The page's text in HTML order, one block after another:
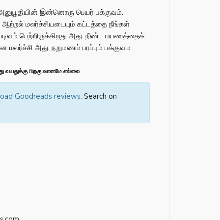
இன்னொரு பெயர் பக்குவம்.
மலர்ச்சியடையும் கட்டத்தை நீங்கள்
பெற்றிருக்கிறது அது. நீண்ட பயணத்தைக்
அது. நறுமணம் பரப்பும் பக்குவம
வயதுக்கு பிறகு வானமே எல்லை
Goodreads reviews. Search on